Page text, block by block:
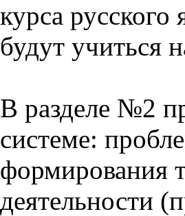
курса
будут учиться
В разделе №2
системе:
формирования
деятельности